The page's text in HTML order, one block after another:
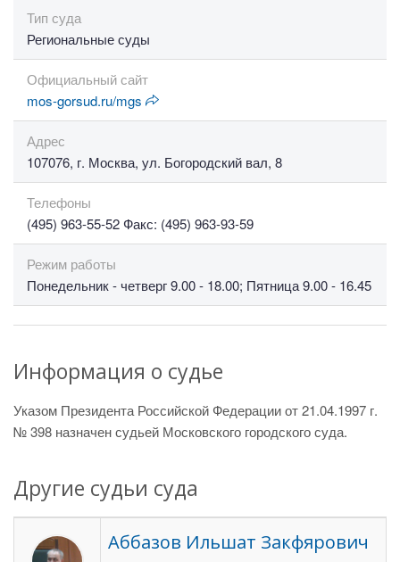
Тип суда
Региональные суды
Официальный сайт
mos-gorsud.ru/mgs
Адрес
107076, г. Москва, ул. Богородский вал, 8
Телефоны
(495) 963-55-52 Факс: (495) 963-93-59
Режим работы
Понедельник - четверг 9.00 - 18.00; Пятница 9.00 - 16.45
Информация о судье
Указом Президента Российской Федерации от 21.04.1997 г.
№ 398 назначен судьей Московского городского суда.
Другие судьи суда
Аббазов Ильшат Закфярович